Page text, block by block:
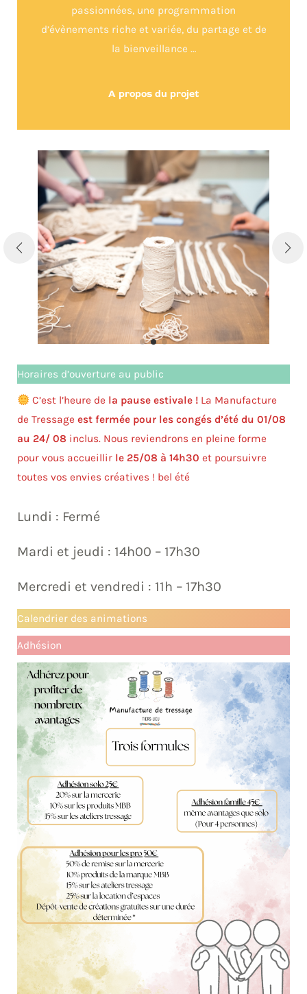
passionnées, une programmation
d’évènements riche et variée, du partage et de
la bienveillance …
A propos du projet
Horaires d’ouverture au public
C’est l’heure de la pause estivale !La Manufacture
de Tressage est fermée pour les congés d’été du 01/08
au 24/ 08 inclus. Nous reviendrons en pleine forme
pour vous accueillir le 25/08 à 14h30 et poursuivre
toutes vos envies créatives ! bel été
Lundi : Fermé
Mardi et jeudi : 14h00 – 17h30
Mercredi et vendredi : 11h – 17h30
Calendrier des animations
Adhésion